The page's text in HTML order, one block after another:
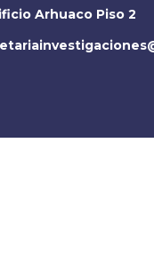
Arhuaco Piso 2